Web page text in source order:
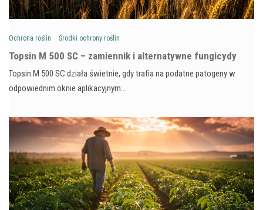
Ochrona roślin Środki ochrony roślin
Topsin M 500 SC – zamiennik i alternatywne fungicydy
Topsin M 500 SC działa świetnie, gdy trafia na podatne patogeny w
odpowiednim oknie aplikacyjnym…